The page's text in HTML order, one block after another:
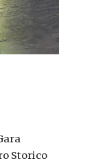
Storico